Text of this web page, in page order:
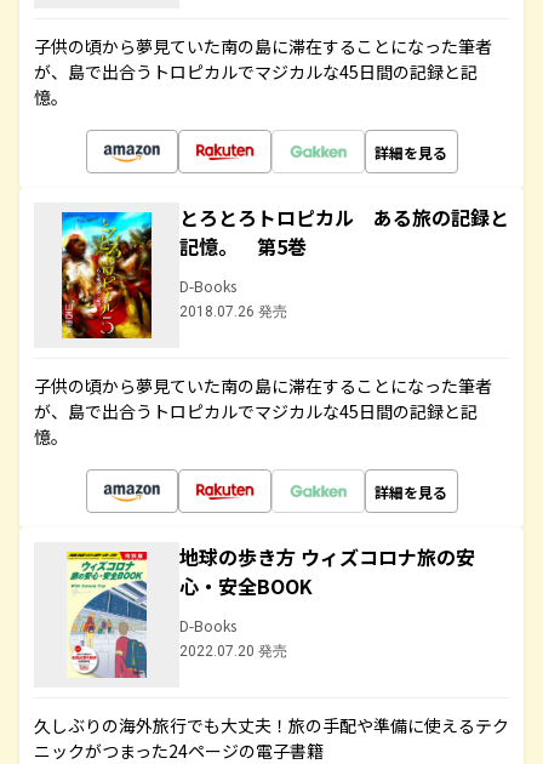
子供の頃から夢見ていた南の島に滞在することになった筆者
が、島で出合うトロピカルでマジカルな45日間の記録と記
憶。
詳細を見る
とろとろトロピカル ある旅の記録と
記憶。 第5巻
D-Books
2018.07.26 発売
子供の頃から夢見ていた南の島に滞在することになった筆者
が、島で出合うトロピカルでマジカルな45日間の記録と記
憶。
詳細を見る
地球の歩き方 ウィズコロナ旅の安
心・安全BOOK
D-Books
2022.07.20 発売
久しぶりの海外旅行でも大丈夫！旅の手配や準備に使えるテク
ニックがつまった24ページの電子書籍